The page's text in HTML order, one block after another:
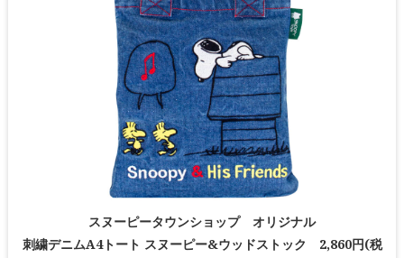
スヌーピータウンショップ オリジナル
刺繍デニムA4トート スヌーピー&ウッドストック 2,860円(税